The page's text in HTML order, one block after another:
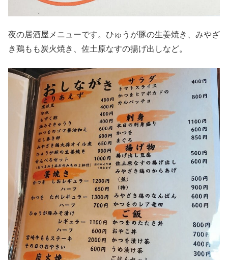
夜の居酒屋メニューです。ひゅうが豚の生姜焼き、みやざ
き鶏もも炭火焼き、佐土原なすの揚げ出しなど。